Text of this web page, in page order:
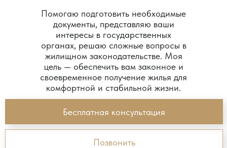
Помогаю подготовить необходимые
документы, представляю ваши
интересы в государственных
органах, решаю сложные вопросы в
жилищном законодательстве. Моя
цель — обеспечить вам законное и
своевременное получение жилья для
комфортной и стабильной жизни.
Позвонить
Бесплатная консультация